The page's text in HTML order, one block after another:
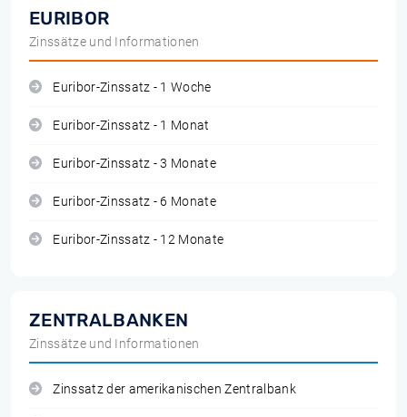
EURIBOR
Zinssätze und Informationen
Euribor-Zinssatz - 1 Woche
Euribor-Zinssatz - 1 Monat
Euribor-Zinssatz - 3 Monate
Euribor-Zinssatz - 6 Monate
Euribor-Zinssatz - 12 Monate
ZENTRALBANKEN
Zinssätze und Informationen
Zinssatz der amerikanischen Zentralbank